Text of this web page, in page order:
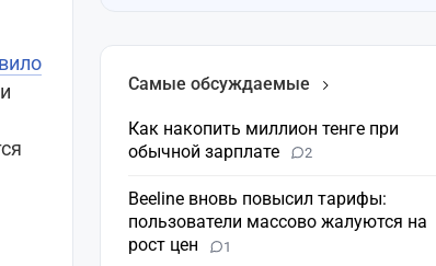
Самые обсуждаемые
Как накопить миллион тенге при
обычной зарплате
2
Beeline вновь повысил тарифы:
пользователи массово жалуются на
рост цен
1